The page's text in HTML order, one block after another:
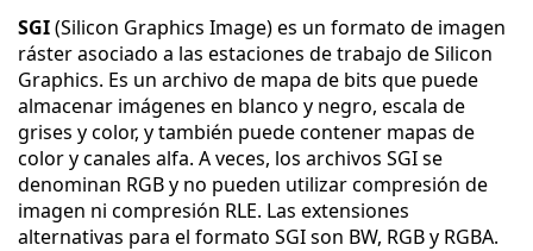
SGI(Silicon Graphics Image) es un formato de imagen
ráster asociado a las estaciones de trabajo de Silicon
Graphics. Es un archivo de mapa de bits que puede
almacenar imágenes en blanco y negro, escala de
grises y color, y también puede contener mapas de
color y canales alfa. A veces, los archivos SGI se
denominan RGB y no pueden utilizar compresión de
imagen ni compresión RLE. Las extensiones
alternativas para el formato SGI son BW, RGB y RGBA.